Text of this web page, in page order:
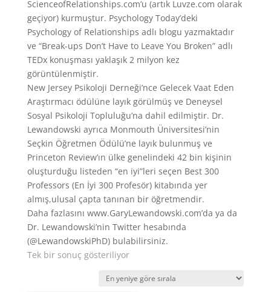
ScienceofRelationships.com’u (artık Luvze.com olarak
geçiyor) kurmuştur. Psychology Today’deki
Psychology of Relationships adlı blogu yazmaktadır
ve “Break-ups Don’t Have to Leave You Broken” adlı
TEDx konuşması yaklaşık 2 milyon kez
görüntülenmiştir.
New Jersey Psikoloji Derneği’nce Gelecek Vaat Eden
Araştırmacı ödülüne layık görülmüş ve Deneysel
Sosyal Psikoloji Topluluğu’na dahil edilmiştir. Dr.
Lewandowski ayrıca Monmouth Üniversitesi’nin
Seçkin Öğretmen Ödülü’ne layık bulunmuş ve
Princeton Review’ın ülke genelindeki 42 bin kişinin
oluşturduğu listeden “en iyi”leri seçen Best 300
Professors (En İyi 300 Profesör) kitabında yer
almış,ulusal çapta tanınan bir öğretmendir.
Daha fazlasını www.GaryLewandowski.com’da ya da
Dr. Lewandowski’nin Twitter hesabında
(@LewandowskiPhD) bulabilirsiniz.
Tek bir sonuç gösteriliyor